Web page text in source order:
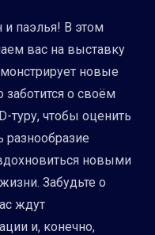
и паэлья! В этом
вас на выставку
новые
заботится о своём
туру, чтобы оценить
разнообразие
новыми
Забудьте о
ждут
и, конечно,